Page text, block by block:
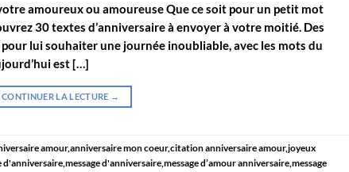
amoureux ou amoureuse Que ce soit pour un petit mot
30 textes d’anniversaire à envoyer à votre moitié. Des
lui souhaiter une journée inoubliable, avec les mots du
est […]
CONTINUER LA LECTURE →
amour,anniversaire mon coeur,citation anniversaire amour,joyeux
, message d'anniversaire, message d’amour anniversaire, message